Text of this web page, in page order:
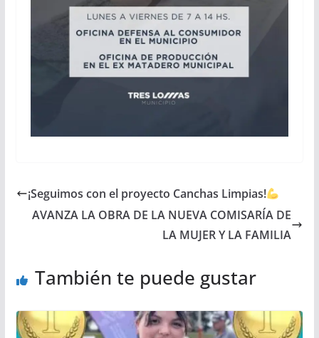
¡Seguimos con el proyecto Canchas Limpias!
AVANZA LA OBRA DE LA NUEVA COMISARÍA DE
LA MUJER Y LA FAMILIA
También te puede gustar